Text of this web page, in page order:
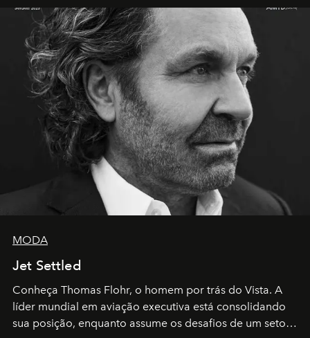
MODA
Jet Settled
Conheça Thomas Flohr, o homem por trás do Vista. A
líder mundial em aviação executiva está consolidando
sua posição, enquanto assume os desafios de um setor